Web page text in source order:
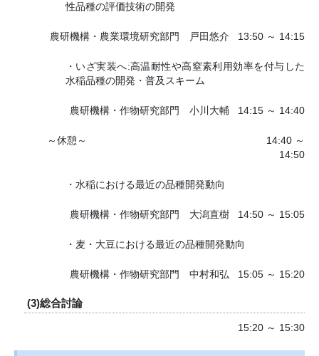
性品種の評価技術の開発
農研機構・農業環境研究部門 戸田悠介 13:50 ～ 14:15
・いざ実装へ:高温耐性や高窒素利用効率を付与した
水稲品種の開発・普及スキーム
農研機構・作物研究部門 小川大輔 14:15 ～ 14:40
～休憩～ 14:40 ～
14:50
・水稲における最近の品種開発動向
農研機構・作物研究部門 大潟直樹 14:50 ～ 15:05
・麦・大豆における最近の品種開発動向
農研機構・作物研究部門 中村和弘 15:05 ～ 15:20
(3)総合討論
15:20 ～ 15:30